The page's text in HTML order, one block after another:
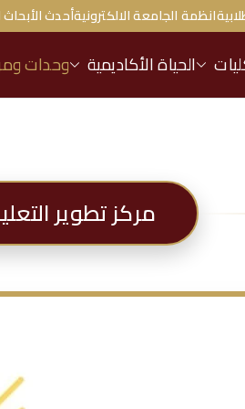
انظمة الجامعة الالكترونيةأحدث
الحياة الأكاديمية وحدات
مركز تطوير